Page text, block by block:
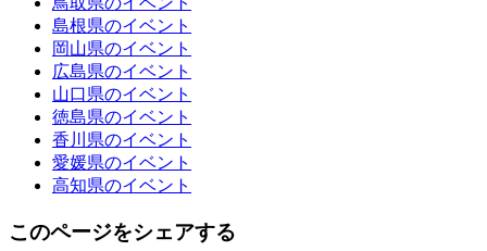
島根県のイベント
岡山県のイベント
広島県のイベント
山口県のイベント
徳島県のイベント
香川県のイベント
愛媛県のイベント
高知県のイベント
このページをシェアする